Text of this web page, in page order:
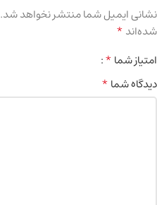
نشانی ایمیل شما منتشر نخواهد شد.
شده‌اند*
امتیاز شما*
دیدگاه شما*